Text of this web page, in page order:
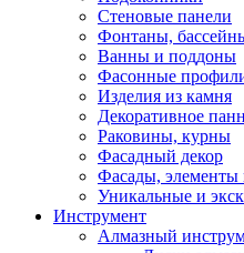
Стеновые панели
Фонтаны,
Ванны и поддоны
Фасонные
Изделия из камня
Декоративное
Раковины, курны
Фасадный декор
Фасады,
Уникальные и
Инструмент
Алмазный